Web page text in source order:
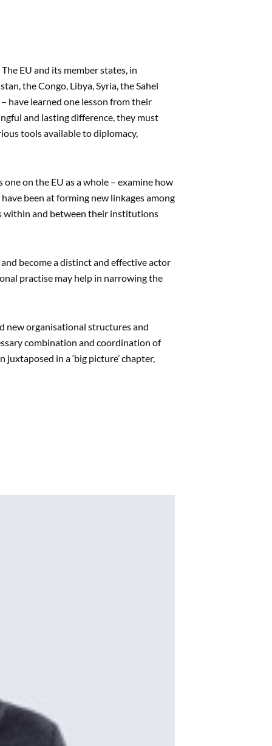
EU and its member states, in
the Congo, Libya, Syria, the Sahel
have learned one lesson from their
and lasting difference, they must
tools available to diplomacy,
on the EU as a whole – examine how
been at forming new linkages among
within and between their institutions
become a distinct and effective actor
practise may help in narrowing the
new organisational structures and
combination and coordination of
in a ‘big picture’ chapter,